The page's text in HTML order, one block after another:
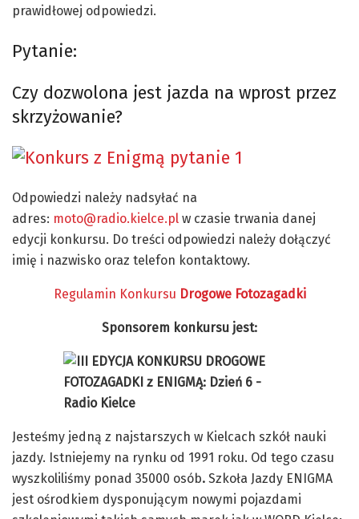
prawidłowej odpowiedzi.
Pytanie:
Czy dozwolona jest jazda na wprost przez
skrzyżowanie?
Odpowiedzi należy nadsyłać na
adres: moto@radio.kielce.pl w czasie trwania danej
edycji konkursu. Do treści odpowiedzi należy dołączyć
imię i nazwisko oraz telefon kontaktowy.
Regulamin Konkursu Drogowe Fotozagadki
Sponsorem konkursu jest:
Jesteśmy jedną z najstarszych w Kielcach szkół nauki
jazdy. Istniejemy na rynku od 1991 roku. Od tego czasu
wyszkoliliśmy ponad 35000 osób. Szkoła Jazdy ENIGMA
jest ośrodkiem dysponującym nowymi pojazdami